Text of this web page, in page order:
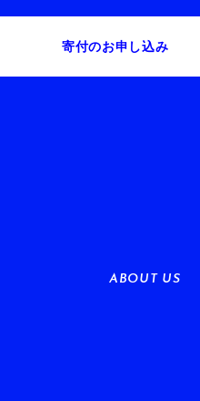
寄付のお申し込み
ABOUT US